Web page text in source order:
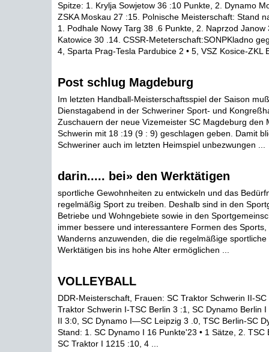
Spitze: 1. Krylja Sowjetow 36 :10 Punkte, 2. Dynamo
ZSKA Moskau 27 :15. Polnische Meisterschaft: Stand
1. Podhale Nowy Targ 38 .6 Punkte, 2. Naprzod Janow
Katowice 30 .14. CSSR-Meteterschaft:SONPKladno
4, Sparta Prag-Tesla Pardubice 2 • 5, VSZ Kosice-ZKL
Post schlug Magdeburg
Im letzten Handball-Meisterschaftsspiel der Saison
Dienstagabend in der Schweriner Sport- und
Zuschauern der neue Vizemeister SC Magdeburg den
Schwerin mit 18 :19 (9 : 9) geschlagen geben. Damit
Schweriner auch im letzten Heimspiel unbezwungen ...
darin..... bei» den Werktätigen
sportliche Gewohnheiten zu entwickeln und das
regelmäßig Sport zu treiben. Deshalb sind in den
Betriebe und Wohngebiete sowie in den
immer bessere und interessantere Formen des
Wanderns anzuwenden, die die regelmäßige
Werktätigen bis ins hohe Alter ermöglichen ...
VOLLEYBALL
DDR-Meisterschaft, Frauen: SC Traktor Schwerin II-
Traktor Schwerin I-TSC Berlin 3 :1, SC Dynamo Berlin
II 3:0, SC Dynamo I—SC Leipzig 3 .0, TSC Berlin-SC
Stand: 1. SC Dynamo I 16 Punkte'23 • 1 Sätze, 2. TSC
SC Traktor I 1215 :10, 4 ...